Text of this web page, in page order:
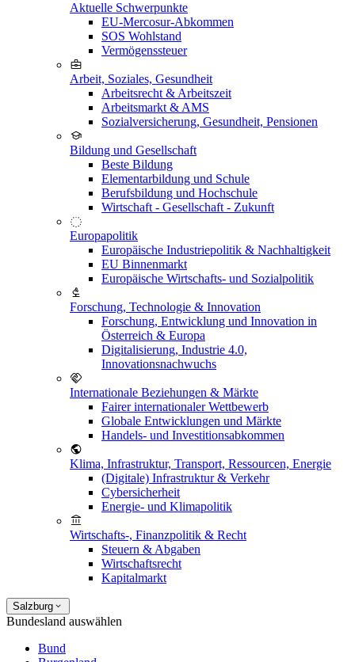
Aktuelle Schwerpunkte
EU-Mercosur-Abkommen
SOS Wohlstand
Vermögenssteuer
Arbeit, Soziales, Gesundheit
Arbeitsrecht & Arbeitszeit
Arbeitsmarkt & AMS
Sozialversicherung, Gesundheit, Pensionen
Bildung und Gesellschaft
Beste Bildung
Elementarbildung und Schule
Berufsbildung und Hochschule
Wirtschaft - Gesellschaft - Zukunft
Europapolitik
Europäische Industriepolitik & Nachhaltigkeit
EU Binnenmarkt
Europäische Wirtschafts- und Sozialpolitik
Forschung, Technologie & Innovation
Forschung, Entwicklung und Innovation in
Österreich & Europa
Digitalisierung, Industrie 4.0,
Innovationsnachwuchs
Internationale Beziehungen & Märkte
Fairer internationaler Wettbewerb
Globale Entwicklungen und Märkte
Handels- und Investitionsabkommen
Klima, Infrastruktur, Transport, Ressourcen, Energie
(Digitale) Infrastruktur & Verkehr
Cybersicherheit
Energie- und Klimapolitik
Wirtschafts-, Finanzpolitik & Recht
Steuern & Abgaben
Wirtschaftsrecht
Kapitalmarkt
Salzburg
Bundesland auswählen
Bund